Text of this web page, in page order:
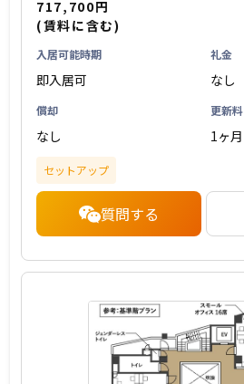
717,700円
(賃料に含む)
入居可能時期
即入居可
礼金
なし
償却
なし
更新料
1ヶ月
セットアップ
質問する